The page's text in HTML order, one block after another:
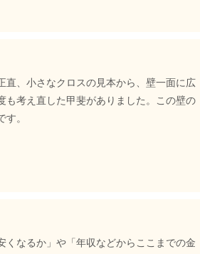
直、小さなクロスの見本から、壁一面に広
も考え直した甲斐がありました。この壁の
。
なるか」や「年収などからここまでの金